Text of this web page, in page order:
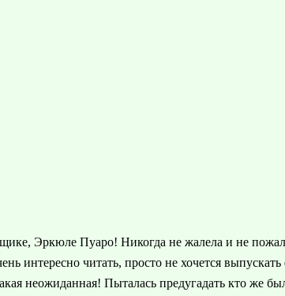
Эркюле Пуаро! Никогда не жалела и не
интересно читать, просто не хочется
неожиданная! Пыталась предугадать кто же